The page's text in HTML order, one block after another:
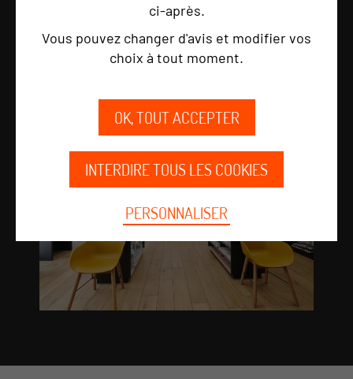
ci‑après.
Vous pouvez changer d'avis et modifier vos
choix à tout moment.
OK, TOUT ACCEPTER
INTERDIRE TOUS LES COOKIES
PERSONNALISER